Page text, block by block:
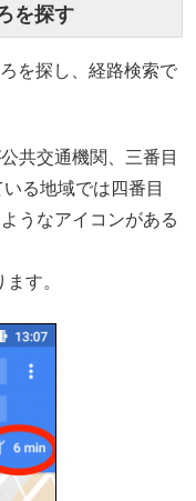
を探す
を探し、経路検索で
共交通機関、三番目
る地域では四番目
うなアイコンがある
す。